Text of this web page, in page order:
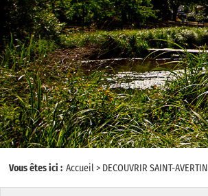
Vous êtes ici : Accueil> DECOUVRIR SAINT-AVERTIN